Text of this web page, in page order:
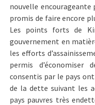
nouvelle
promis de faire encore
Les points forts de
gouvernement en
les efforts
permis
consentis par le pays
de la dette suivant les
pays pauvres très